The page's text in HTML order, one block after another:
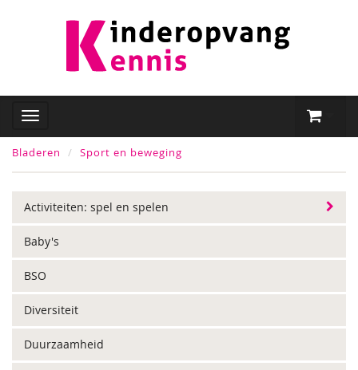
Bladeren Sport en beweging
Activiteiten: spel en spelen
Baby's
BSO
Diversiteit
Duurzaamheid